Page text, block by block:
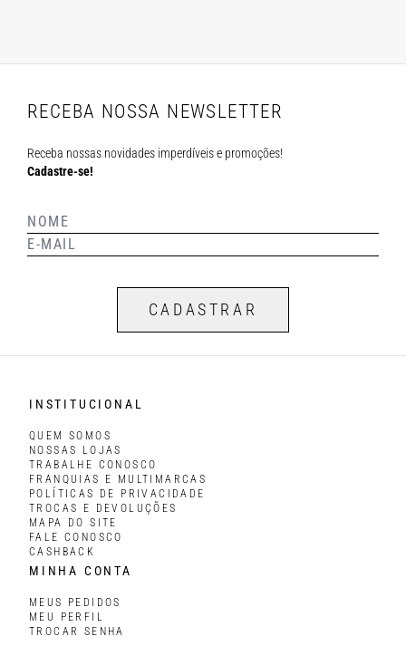
RECEBA NOSSA NEWSLETTER
Receba nossas novidades imperdíveis e promoções!
Cadastre-se!
CADASTRAR
INSTITUCIONAL
QUEM SOMOS
NOSSAS LOJAS
TRABALHE CONOSCO
FRANQUIAS E MULTIMARCAS
POLÍTICAS DE PRIVACIDADE
TROCAS E DEVOLUÇÕES
MAPA DO SITE
FALE CONOSCO
CASHBACK
MINHA CONTA
MEUS PEDIDOS
MEU PERFIL
TROCAR SENHA